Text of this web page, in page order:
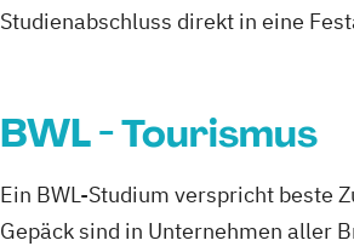
Studienabschluss direkt in eine
BWL - Tourismus
Ein BWL-Studium verspricht beste
Gepäck sind in Unternehmen aller